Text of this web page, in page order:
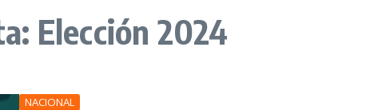
Elección 2024
NACIONAL